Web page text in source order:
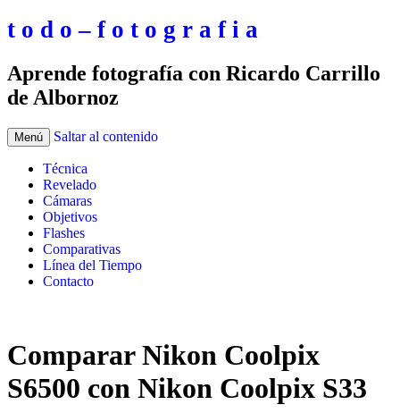
t o d o – f o t o g r a f i a
Aprende fotografía con Ricardo Carrillo
de Albornoz
Menú Saltar al contenido
Técnica
Revelado
Cámaras
Objetivos
Flashes
Comparativas
Línea del Tiempo
Contacto
Comparar Nikon Coolpix
S6500 con Nikon Coolpix S33